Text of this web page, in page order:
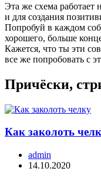
Эта же схема работает
и для создания
Попробуй в каждом
хорошего, больше
Кажется, что ты эти
все же попробовать с
Причёски,
Как заколоть
admin
14.10.2020